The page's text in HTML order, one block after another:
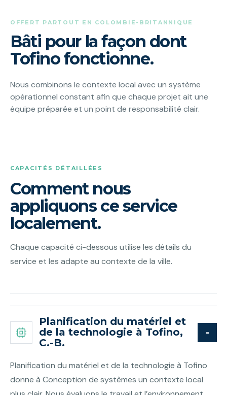
OFFERT PARTOUT EN COLOMBIE-BRITANNIQUE
Bâti pour la façon dont
Tofino fonctionne.
Nous combinons le contexte local avec un système
opérationnel constant afin que chaque projet ait une
équipe préparée et un point de responsabilité clair.
CAPACITÉS DÉTAILLÉES
Comment nous
appliquons ce service
localement.
Chaque capacité ci-dessous utilise les détails du
service et les adapte au contexte de la ville.
Planification du matériel et
de la technologie à Tofino,
C.-B.
Planification du matériel et de la technologie à Tofino
donne à Conception de systèmes un contexte local